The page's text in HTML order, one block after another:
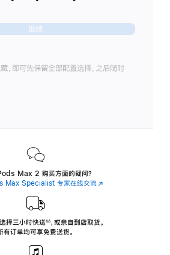
继续
，即可先保留全部配置选择，之后随时
Max 2 购买方面的疑问？
Max Specialist 专家在线交流(在
中
择三小时快送∆∆， 或亲自到店取货。
有订单均可享免费送货。